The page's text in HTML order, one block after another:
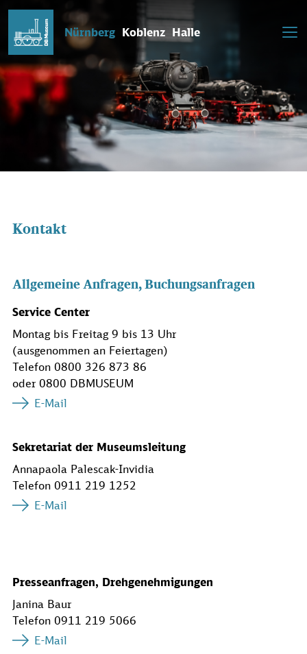
Nürnberg Koblenz Halle
Kontakt
Allgemeine Anfragen, Buchungsanfragen
Service Center
Montag bis Freitag 9 bis 13 Uhr
(ausgenommen an Feiertagen)
Telefon 0800 326 873 86
oder 0800 DBMUSEUM
E-Mail
Sekretariat der Museumsleitung
Annapaola Palescak-Invidia
Telefon 0911 219 1252
E-Mail
Presseanfragen, Drehgenehmigungen
Janina Baur
Telefon 0911 219 5066
E-Mail